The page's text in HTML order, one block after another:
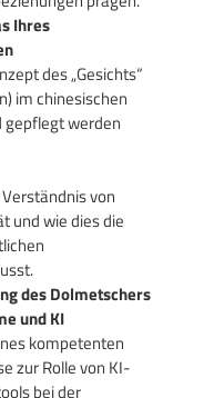
Ihres
des „Gesichts“
im chinesischen
gepflegt werden
von
und wie dies die
des Dolmetschers
und KI
kompetenten
zur Rolle von KI-
bei der